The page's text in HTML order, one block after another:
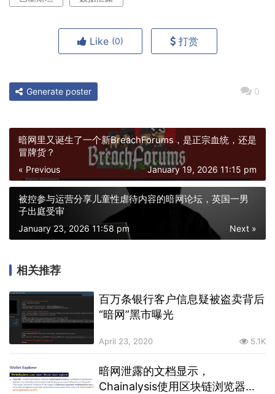
Like (0) 打赏
0
Generate poster
暗网里又诞生了一个新BreachForums，是正宗血统，还是
冒牌货？
« Previous January 19, 2026 11:15 pm
被控参与运营分享儿童性虐待内容的暗网论坛，英国一男
子出庭受审
Next »
January 23, 2026 11:58 pm
相关推荐
百万条银行客户信息疑被盗卖背后
“暗网”黑市曝光
April 23, 2020 5.1K
暗网泄露的文档显示，
Chainalysis使用区块链浏览器记